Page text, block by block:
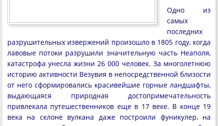
Одно из
самых
последних
разрушительных извержений произошло в 1805 году, когда
лавовые потоки разрушили значительную часть Неаполя,
катастрофа унесла жизни 26 000 человек. За многолетнюю
историю активности Везувия в непосредственной близости
от него сформировались красивейшие горные ландшафты,
выдающаяся природная достопримечательность
привлекала путешественников еще в 17 веке. В конце 19
века на склоне вулкана даже построили фуникулер, на